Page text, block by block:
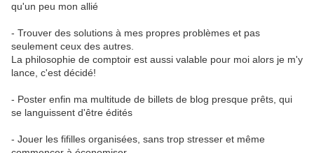
qu'un peu mon allié
- Trouver des solutions à mes propres problèmes et pas
seulement ceux des autres.
La philosophie de comptoir est aussi valable pour moi alors je m'y
lance, c'est décidé!
- Poster enfin ma multitude de billets de blog presque prêts, qui
se languissent d'être édités
- Jouer les fifilles organisées, sans trop stresser et même